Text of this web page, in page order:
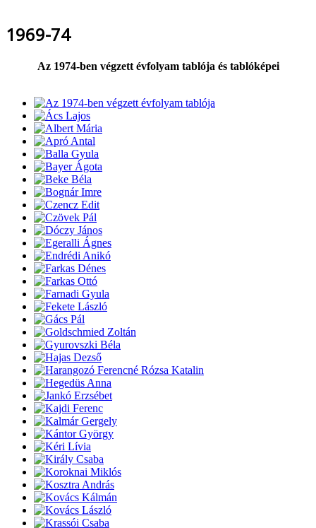
1969-74
Az 1974-ben végzett évfolyam tablója és tablóképei